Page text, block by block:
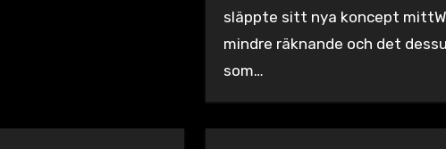
släppte sitt nya koncept
mindre räknande och det
som…